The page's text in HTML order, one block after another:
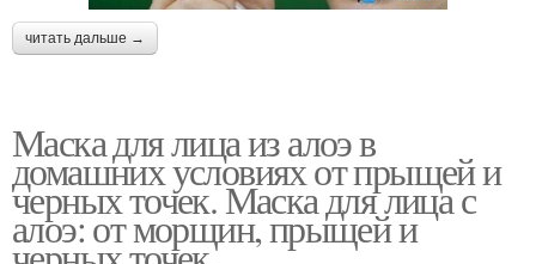
читать дальше →
Маска для лица из алоэ в
домашних условиях от прыщей и
черных точек. Маска для лица с
алоэ: от морщин, прыщей и